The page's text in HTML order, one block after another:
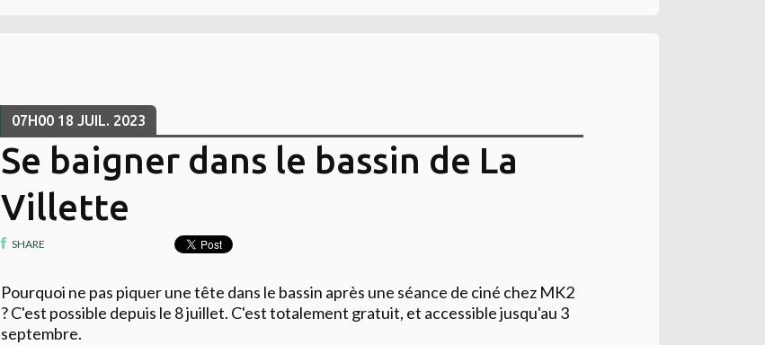
07H00 18 JUIL. 2023
Se baigner dans le bassin de La
Villette
SHARE
Pourquoi ne pas piquer une tête dans le bassin après une séance de ciné chez MK2
? C'est possible depuis le 8 juillet. C'est totalement gratuit, et accessible jusqu'au 3
septembre.